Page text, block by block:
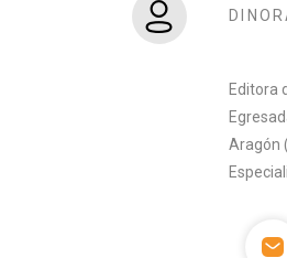
Editora
Aragón